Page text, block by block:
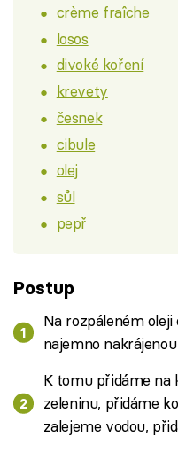
crème fraîche
losos
divoké koření
krevety
česnek
cibule
olej
sůl
pepř
Postup
Na rozpáleném
najemno
K tomu přidáme na
zeleninu, přidáme
zalejeme vodou,